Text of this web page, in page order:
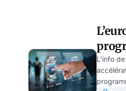
L’info de la